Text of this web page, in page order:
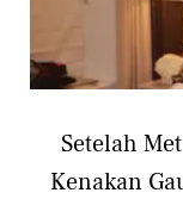
Setelah
Kenakan